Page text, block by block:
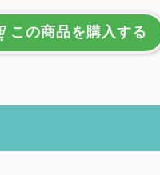
この商品を購入する